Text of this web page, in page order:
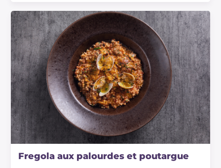
Fregola aux palourdes et poutargue